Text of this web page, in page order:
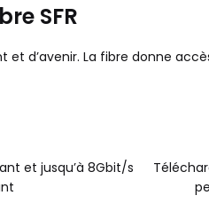
SFR
et d’avenir. La fibre donne
et jusqu’à 8Gbit/s